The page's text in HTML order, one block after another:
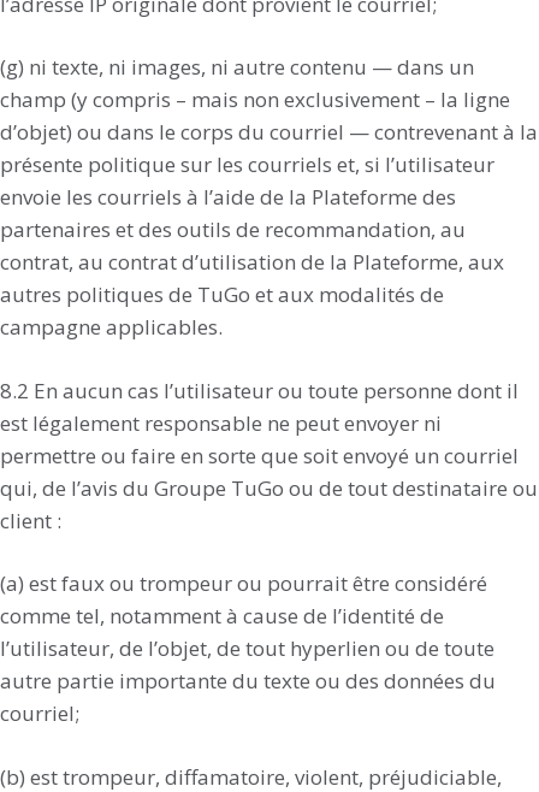
(g) ni texte, ni images, ni autre contenu — dans un
champ (y compris – mais non exclusivement – la ligne
d’objet) ou dans le corps du courriel — contrevenant à la
présente politique sur les courriels et, si l’utilisateur
envoie les courriels à l’aide de la Plateforme des
partenaires et des outils de recommandation, au
contrat, au contrat d’utilisation de la Plateforme, aux
autres politiques de TuGo et aux modalités de
campagne applicables.
8.2 En aucun cas l’utilisateur ou toute personne dont il
est légalement responsable ne peut envoyer ni
permettre ou faire en sorte que soit envoyé un courriel
qui, de l’avis du Groupe TuGo ou de tout destinataire ou
client :
(a) est faux ou trompeur ou pourrait être considéré
comme tel, notamment à cause de l’identité de
l’utilisateur, de l’objet, de tout hyperlien ou de toute
autre partie importante du texte ou des données du
courriel;
(b) est trompeur, diffamatoire, violent, préjudiciable,